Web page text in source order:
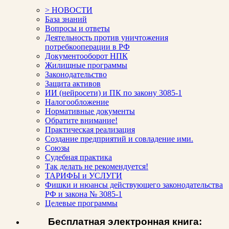
> НОВОСТИ
База знаний
Вопросы и ответы
Деятельность против уничтожения
потребкооперации в РФ
Документооборот НПК
Жилищные программы
Законодательство
Защита активов
ИИ (нейросети) и ПК по закону 3085-1
Налогообложение
Нормативные документы
Обратите внимание!
Практическая реализация
Создание предприятий и совладение ими.
Союзы
Судебная практика
Так делать не рекомендуется!
ТАРИФЫ и УСЛУГИ
Фишки и нюансы действующего законодательства
РФ и закона № 3085-1
Целевые программы
Бесплатная электронная книга: